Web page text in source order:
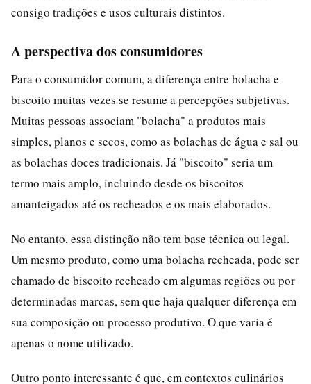
consigo tradições e usos culturais distintos.
A perspectiva dos consumidores
Para o consumidor comum, a diferença entre bolacha e
biscoito muitas vezes se resume a percepções subjetivas.
Muitas pessoas associam "bolacha" a produtos mais
simples, planos e secos, como as bolachas de água e sal ou
as bolachas doces tradicionais. Já "biscoito" seria um
termo mais amplo, incluindo desde os biscoitos
amanteigados até os recheados e os mais elaborados.
No entanto, essa distinção não tem base técnica ou legal.
Um mesmo produto, como uma bolacha recheada, pode ser
chamado de biscoito recheado em algumas regiões ou por
determinadas marcas, sem que haja qualquer diferença em
sua composição ou processo produtivo. O que varia é
apenas o nome utilizado.
Outro ponto interessante é que, em contextos culinários